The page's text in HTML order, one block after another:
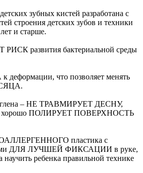
зубных кистей разработана с
строения детских зубов и техники
и старше.
развития бактериальной среды
что позволяет менять
– НЕ ТРАВМИРУЕТ ДЕСНУ,
хорошо ПОЛИРУЕТ ПОВЕРХНОСТЬ
пластика с
ДЛЯ ЛУЧШЕЙ ФИКСАЦИИ в руке,
научить ребенка правильной технике